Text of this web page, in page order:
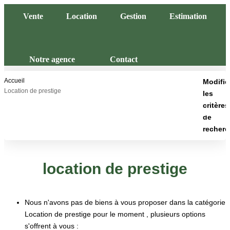
Vente Location Gestion Estimation
Notre agence Contact
ESTIMATION
NOTRE AGENCE
Accueil
Location de prestige
les
critères
de
Surface min
Plus de critères
location de prestige
Nous n'avons pas de biens à vous proposer dans la catégorie
Location de prestige pour le moment , plusieurs options
s'offrent à vous :